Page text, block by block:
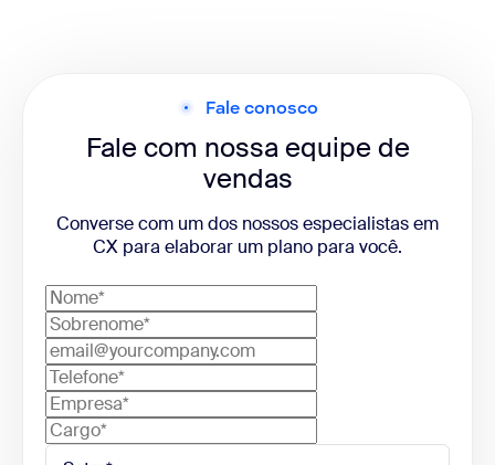
Fale conosco
Fale com nossa equipe de
vendas
Converse com um dos nossos especialistas em
CX para elaborar um plano para você.